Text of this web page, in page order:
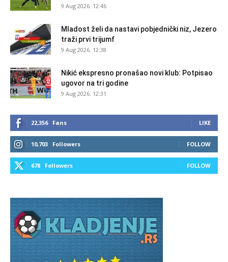
9 Aug 2026. 12:46
Mladost želi da nastavi pobjednički niz, Jezero
traži prvi trijumf
9 Aug 2026. 12:38
Nikić ekspresno pronašao novi klub: Potpisao
ugovor na tri godine
9 Aug 2026. 12:31
22,356 Fans LIKE
10,703 Followers FOLLOW
678 Followers FOLLOW